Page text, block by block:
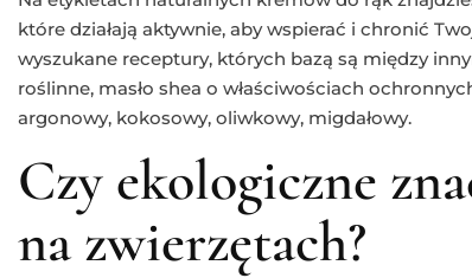
które działają aktywnie, aby wspierać i chronić
wyszukane receptury, których bazą są między
roślinne, masło shea o właściwościach
argonowy, kokosowy, oliwkowy, migdałowy.
Czy ekologiczne
na zwierzętach?